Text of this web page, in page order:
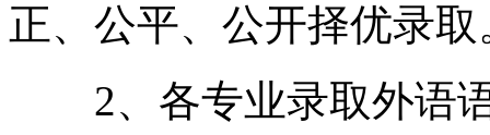
正、公平、公开择优录取
2、各专业录取外语语